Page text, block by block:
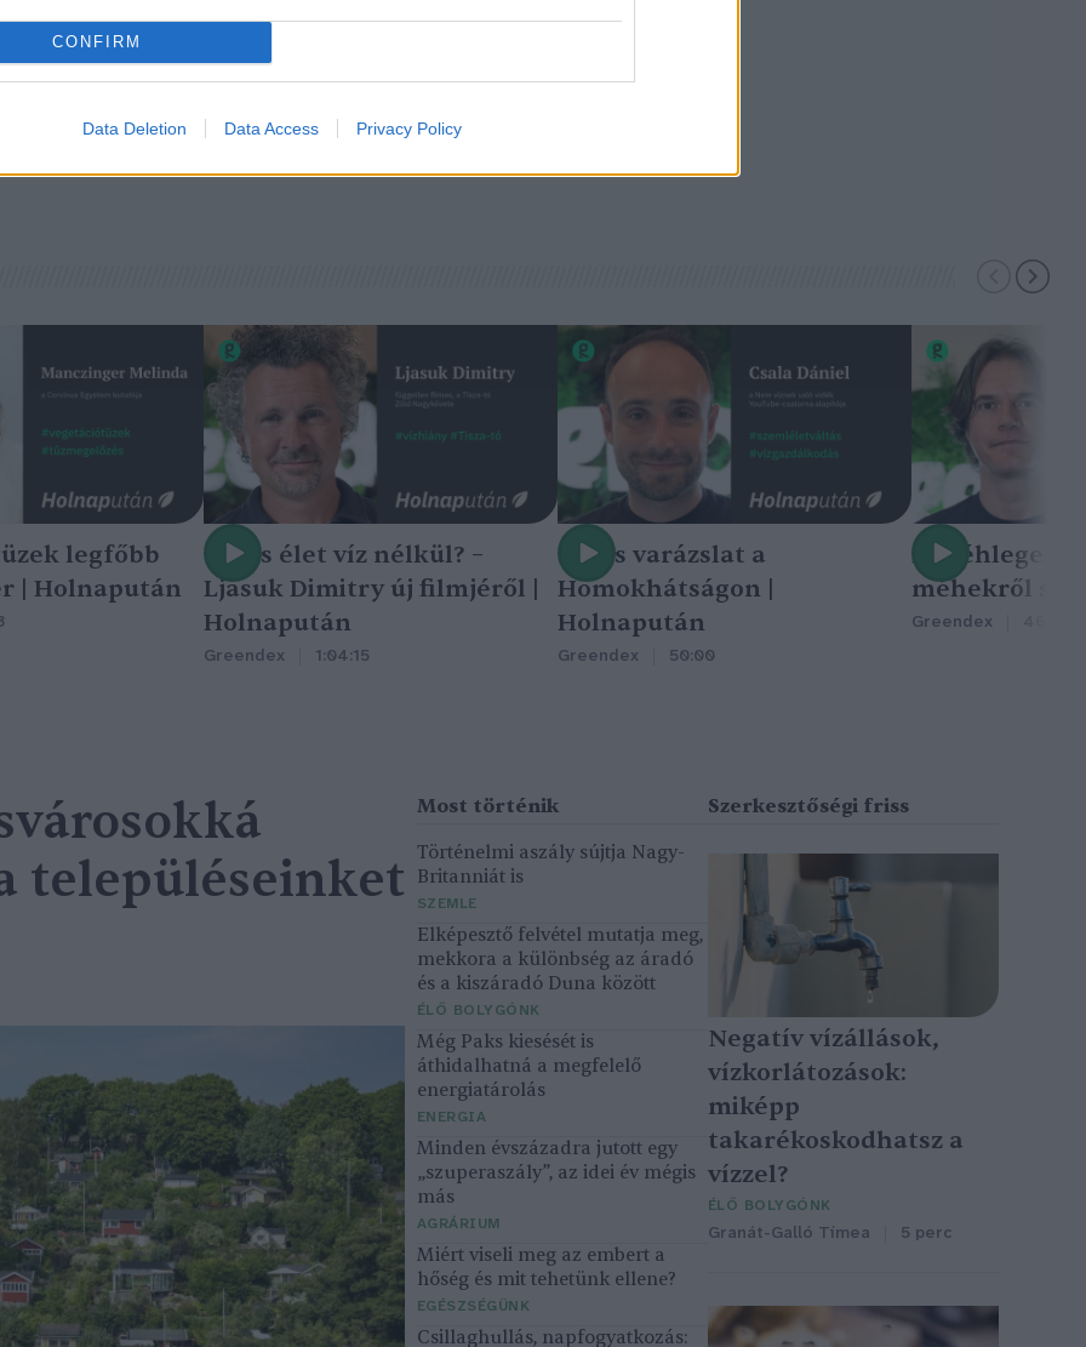
CONFIRM
Data Deletion Data Access Privacy Policy
legfőbb
| Holnapután
Nincs élet víz nélkül? –
Ljasuk Dimitry új filmjéről |
Holnapután
Greendex 1:04:15
Nincs varázslat a
Homokhátságon |
Holnapután
Greendex 50:00
A méhlegelő
méhekről
Greendex
településeinket Történelmi aszály sújtja Nagy-
Britanniát is
SZEMLE
Elképesztő felvétel mutatja meg,
mekkora a különbség az áradó
és a kiszáradó Duna között
ÉLŐ BOLYGÓNK
Még Paks kiesését is
áthidalhatná a megfelelő
energiatárolás
ENERGIA
Minden évszázadra jutott egy
„szuperaszály”, az idei év mégis
más
AGRÁRIUM
Miért viseli meg az embert a
hőség és mit tehetünk ellene?
EGÉSZSÉGÜNK
Csillaghullás, napfogyatkozás:
Negatív vízállások,
vízkorlátozások:
miképp
takarékoskodhatsz a
vízzel?
ÉLŐ BOLYGÓNK
Granát-Galló Tímea 5 perc